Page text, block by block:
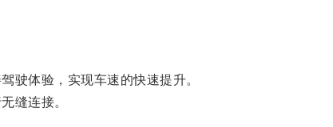
体验，实现车速的快速提升。
缝连接。